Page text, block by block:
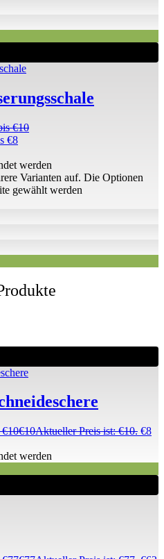
€10
€8
werden
Varianten auf. Die Optionen
gewählt werden
€10Aktueller Preis ist: €10. €8
werden